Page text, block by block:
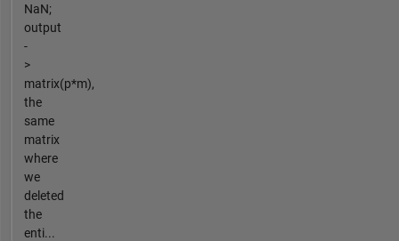
NaN;
output
-
>
matrix(p*m),
the
same
matrix
where
we
deleted
the
enti...